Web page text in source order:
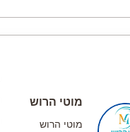
מוטי הרוש
מוטי הרוש